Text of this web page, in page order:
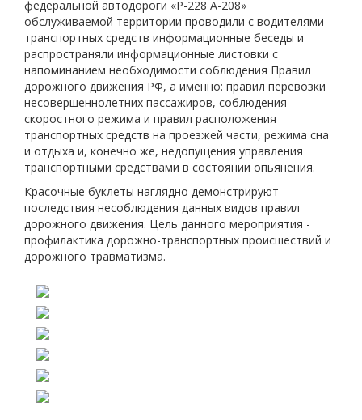
федеральной автодороги «Р-228 А-208»
обслуживаемой территории проводили с водителями
транспортных средств информационные беседы и
распространяли информационные листовки с
напоминанием необходимости соблюдения Правил
дорожного движения РФ, а именно: правил перевозки
несовершеннолетних пассажиров, соблюдения
скоростного режима и правил расположения
транспортных средств на проезжей части, режима сна
и отдыха и, конечно же, недопущения управления
транспортными средствами в состоянии опьянения.
Красочные буклеты наглядно демонстрируют
последствия несоблюдения данных видов правил
дорожного движения. Цель данного мероприятия -
профилактика дорожно-транспортных происшествий и
дорожного травматизма.